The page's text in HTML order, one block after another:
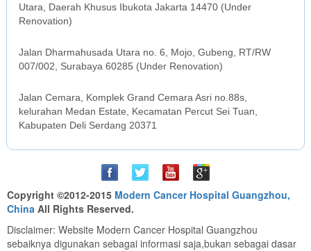
Utara, Daerah Khusus Ibukota Jakarta 14470 (Under
Renovation)
Jalan Dharmahusada Utara no. 6, Mojo, Gubeng, RT/RW
007/002, Surabaya 60285 (Under Renovation)
Jalan Cemara, Komplek Grand Cemara Asri no.88s,
kelurahan Medan Estate, Kecamatan Percut Sei Tuan,
Kabupaten Deli Serdang 20371
Copyright ©2012-2015 Modern Cancer Hospital Guangzhou,
China All Rights Reserved.
Disclaimer: Website Modern Cancer Hospital Guangzhou
sebaiknya digunakan sebagai informasi saja,bukan sebagai dasar